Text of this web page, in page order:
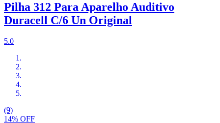
Pilha 312 Para Aparelho Auditivo
Duracell C/6 Un Original
5.0
(9)
14% OFF